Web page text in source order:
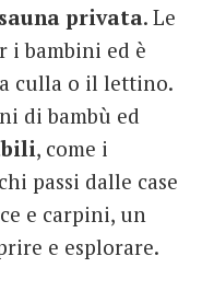
sauna privata. Le
i bambini ed è
culla o il lettino.
di bambù ed
, come i
passi dalle case
e carpini, un
e esplorare.